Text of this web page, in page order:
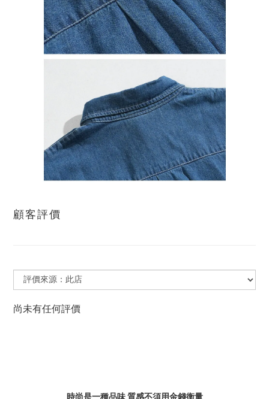
顧客評價
尚未有任何評價
時尚是一種品味 質感不須用金錢衡量